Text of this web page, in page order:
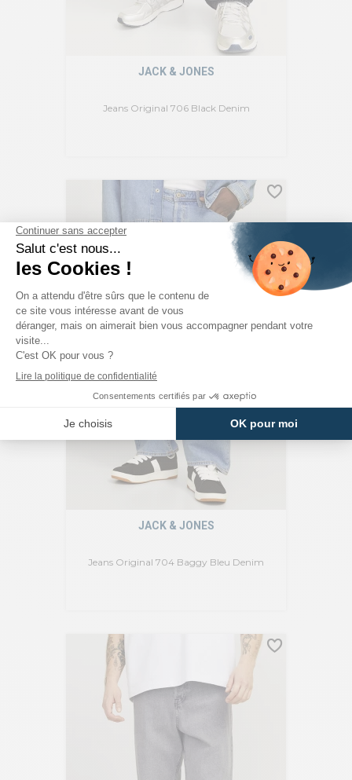
Jeans Original 706 Black Denim
JACK & JONES
Jeans Original 704 Baggy Bleu Denim
JACK & JONES